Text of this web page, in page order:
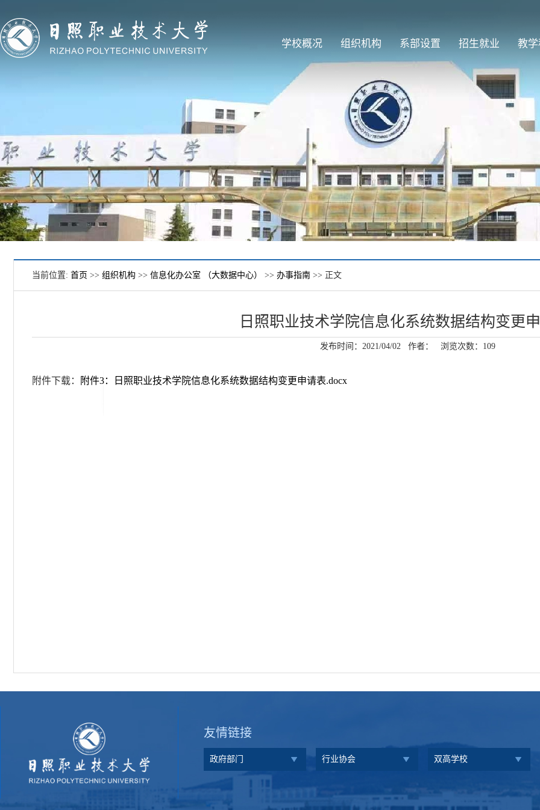
学校概况 组织机构 系部设置 招生就业 教
当前位置: 首页 >> 组织机构 >> 信息化办公室 （大数据中心） >> 办事指南 >> 正文
日照职业技术学院信息化系统数据结构变更
发布时间：2021/04/02 作者： 浏览次数： 109
附件下载： 附件3：日照职业技术学院信息化系统数据结构变更申请表.docx
友情链接
政府部门 行业协会 双高学校